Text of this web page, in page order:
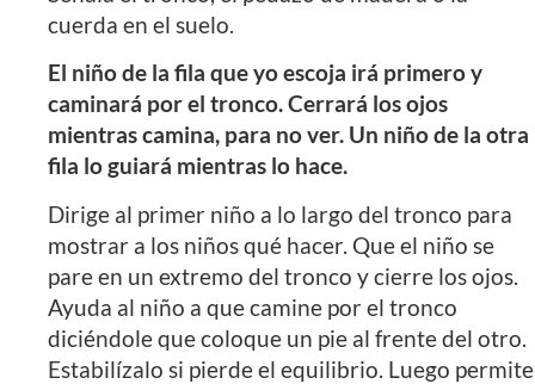
cuerda en el suelo.
El niño de la fila que yo escoja irá primero y
caminará por el tronco. Cerrará los ojos
mientras camina, para no ver. Un niño de la otra
fila lo guiará mientras lo hace.
Dirige al primer niño a lo largo del tronco para
mostrar a los niños qué hacer. Que el niño se
pare en un extremo del tronco y cierre los ojos.
Ayuda al niño a que camine por el tronco
diciéndole que coloque un pie al frente del otro.
Estabilízalo si pierde el equilibrio. Luego permite